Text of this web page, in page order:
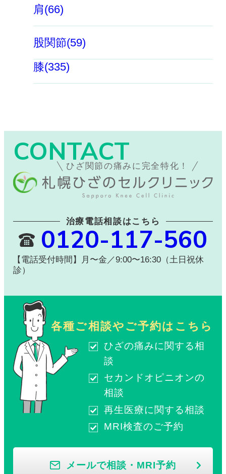
肩(66)
股関節(59)
膝(335)
CONTACT
ひざ関節の痛みに完全特化！
治療電話相談はこちら
0120-117-560
【電話受付時間】月〜金／9:00〜16:30（土日祝休
診）
各種ご相談やご予約はこちら
ひざの痛みに関する相
談
セカンドオピニオンの
相談
再生医療に関する相談
MRI検査のご予約
メールで相談・MRI予約